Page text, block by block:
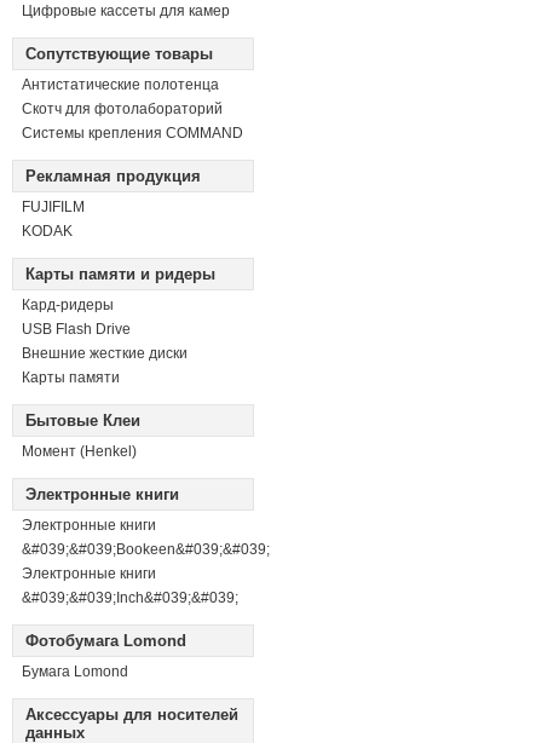
Цифровые кассеты для камер
Сопутствующие товары
Антистатические полотенца
Скотч для фотолабораторий
Системы крепления COMMAND
Рекламная продукция
FUJIFILM
KODAK
Карты памяти и ридеры
Кард-ридеры
USB Flash Drive
Внешние жесткие диски
Карты памяти
Бытовые Клеи
Момент (Henkel)
Электронные книги
Электронные книги
&#039;&#039;Bookeen&#039;&#039;
Электронные книги
&#039;&#039;Inch&#039;&#039;
Фотобумага Lomond
Бумага Lomond
Аксессуары для носителей
данных